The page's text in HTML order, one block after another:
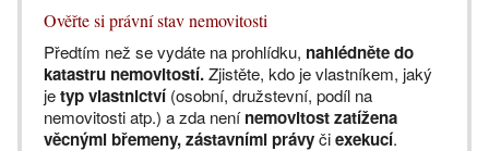
Ověřte si právní stav nemovitosti
Předtím než se vydáte na prohlídku, nahlédněte do
katastru nemovitostí.Zjistěte, kdo je vlastníkem, jaký
jetyp vlastnictví (osobní, družstevní, podíl na
nemovitosti atp.) a zda nenínemovitost zatížena
věcnými břemeny, zástavními právyčiexekucí.